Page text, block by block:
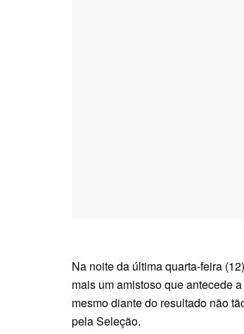
Na noite da última quarta-feira
mais um amistoso que antecede
mesmo diante do resultado não
pela Seleção.